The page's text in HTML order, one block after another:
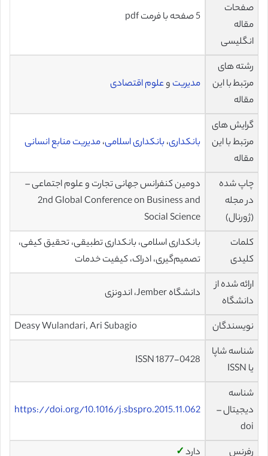
صفحات
مقاله
انگلیسی
5 صفحه با فرمت pdf
رشته های
مرتبط با این
مقاله
مدیریت وعلوم اقتصادی
گرایش های
مرتبط با این
مقاله
بانکداری،بانکداری اسلامی،مدیریت منابع انسانی
چاپ شده
در مجله
(ژورنال)
دومین کنفرانس جهانی تجارت و علوم اجتماعی –
2nd Global Conference on Business and
Social Science
کلمات
کلیدی
بانکداری اسلامی، بانکداری تطبیقی، تحقیق کیفی،
تصمیم‌گیری، ادراک، کیفیت خدمات
ارائه شده از
دانشگاه
دانشگاه Jember، اندونزی
نویسندگان
Deasy Wulandari, Ari Subagio
شناسه شاپا
یا ISSN
ISSN 1877-0428
شناسه
دیجیتال –
doi
https://doi.org/10.1016/j.sbspro.2015.11.062
رفرنس دارد✓